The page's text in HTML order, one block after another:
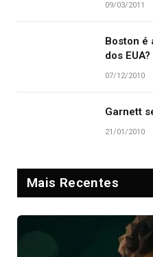
09/03/2011
Boston é
dos EUA?
07/12/2010
Garnett
21/01/2010
Mais Recentes